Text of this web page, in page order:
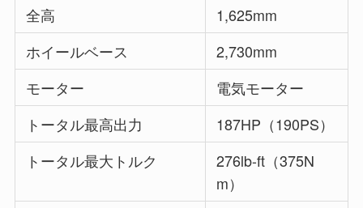
全高
1,625mm
ホイールベース
2,730mm
モーター
電気モーター
トータル最高出力
187HP（190PS）
トータル最大トルク
276lb-ft（375N
m）